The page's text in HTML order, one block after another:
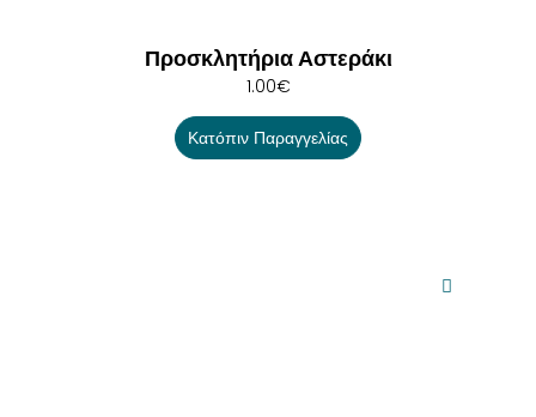
Προσκλητήρια Αστεράκι
1.00€
Κατόπιν Παραγγελίας